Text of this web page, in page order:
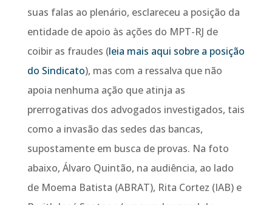
suas falas ao plenário, esclareceu a posição da
entidade de apoio às ações do MPT-RJ de
coibir as fraudes (leia mais aqui sobre a posição
do Sindicato), mas com a ressalva que não
apoia nenhuma ação que atinja as
prerrogativas dos advogados investigados, tais
como a invasão das sedes das bancas,
supostamente em busca de provas. Na foto
abaixo, Álvaro Quintão, na audiência, ao lado
de Moema Batista (ABRAT), Rita Cortez (IAB) e